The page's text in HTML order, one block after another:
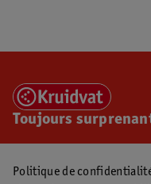
Toujours
Politique de